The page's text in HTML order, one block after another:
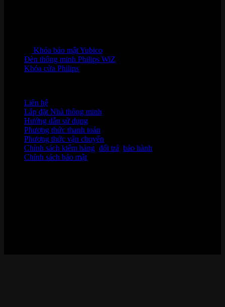
Khóa bảo mật Yubico
Đèn thông minh Philips WiZ
Khóa cửa Philips
Liên hệ
Lắp đặt Nhà thông minh
Hướng dẫn sử dụng
Phương thức thanh toán
Phương thức vận chuyển
Chính sách kiểm hàng đổi trả bảo hành
Chính sách bảo mật